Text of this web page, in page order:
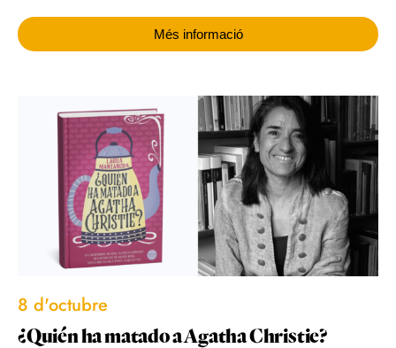
Més informació
8 d'octubre
¿Quién ha matado a Agatha Christie?